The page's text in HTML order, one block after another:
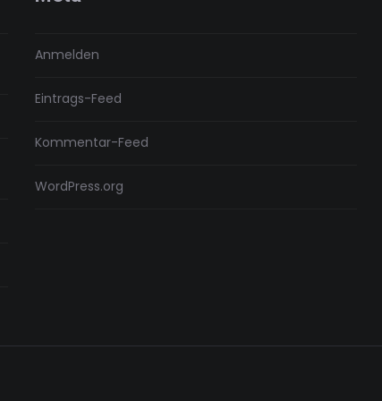
Anmelden
Eintrags-Feed
Kommentar-Feed
WordPress.org